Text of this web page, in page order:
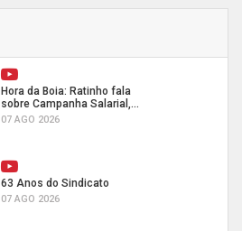
Hora da Boia: Ratinho fala
sobre Campanha Salarial,...
07 AGO 2026
63 Anos do Sindicato
07 AGO 2026